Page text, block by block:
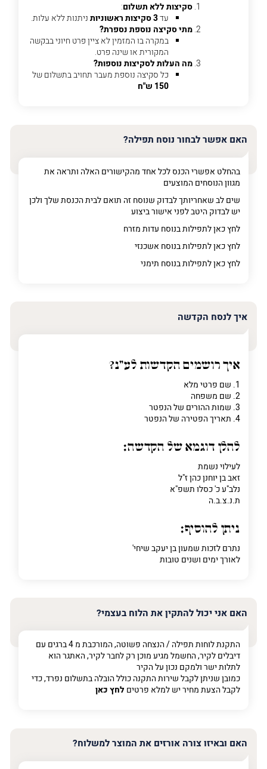
סקיצות ללא תשלום:
עד3 סקיצות ראשוניות
ניתנות ללא עלות.
מתי סקיצה נוספת נספרת?
במקרה בו המזמין לא ציין פרט חיוני בבקשה
המקורית או שינה פרט.
מה העלות לסקיצות נוספות?
כל סקיצה נוספת מעבר תחויב בתשלום של
150 ש"ח
האם אפשר לבחור נוסח תפילה?
בהחלט אפשרי הכנס לכל אחד מהקישורים האלה ותראה את
מגוון הנוסחים המוצעים
שים לב שאחריותך לבדוק שנוסח זה תואם לבית הכנסת שלך ולכן
יש לבדוק היטב לפני אישור ביצוע
לחץ כאן לתפילות בנוסח עדות מזרח
לחץ כאן לתפילות בנוסח אשכנזי
לחץ כאן לתפילות בנוסח תימני
איך לנסח הקדשה
איך רושמים הקדשות לע"נ?
1. שם פרטי מלא
2. שם משפחה
3. שמות ההורים של הנפטר
4. תאריך הפטירה של הנפטר
להלן דוגמא של הקדשה:
לעילוי נשמת
זאב בן יוחנן כהן ז"ל
נלב"ע כ' כסלו תשפ"א
ת.נ.צ.ב.ה
ניתן להוסיף:
נתרם לזכות שמעון בן יעקב שיחי'
לאורך ימים ושנים טובות
האם אני יכול להתקין את הלוח בעצמי?
התקנת לוחות תפילה / הנצחה פשוטה, המורכבת מ 4 ברגים עם
דיבלים לקיר, החשמל מגיע מוכן רק לחבר לקיר, האתגר הוא
לתלות ישר ולמקם נכון על הקיר
כמובן שניתן לקבל שירות התקנה כולל הובלה בתשלום נפרד, כדי
לקבל הצעת מחיר יש למלא פרטים לחץ כאן
האם ובאיזו צורה אורזים את המוצר למשלוח?